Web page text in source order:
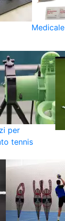
Medicale
per
tennis